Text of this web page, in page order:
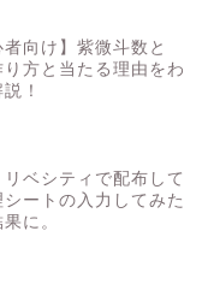
向け】紫微斗数と
方と当たる理由をわ
！
ベシティで配布して
ートの入力してみた
に。